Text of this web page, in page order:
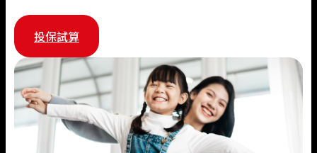
旅平險(國內租車)
租車險(國內)推薦
住宅火險推薦
得獎公告
文章專區
海外出遊急難救助
車體險
竊盜險
個人傷害險
團體傷害險
旅遊險
旅遊保險總覽
國內旅行綜合保險
住宅火險
住宅火災保險總覽
工程保險
工程保險
新種保險
責任保險
運輸保險(水險)
理念與願景
人權政策宣言
損害防阻
損害防阻簡介
防災資訊
會員中心
聯絡我們
投保試算